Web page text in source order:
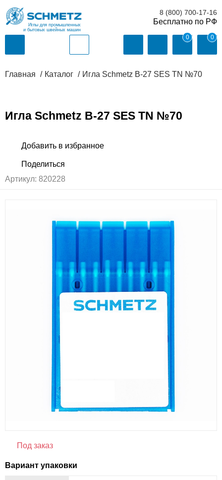
Иглы для промышленных
и бытовых швейных машин
8 (800) 700-17-16
0 0
Главная Каталог Игла Schmetz B-27 SES TN №70
Игла Schmetz B-27 SES TN №70
Артикул: 820228
Под заказ
Вариант упаковки